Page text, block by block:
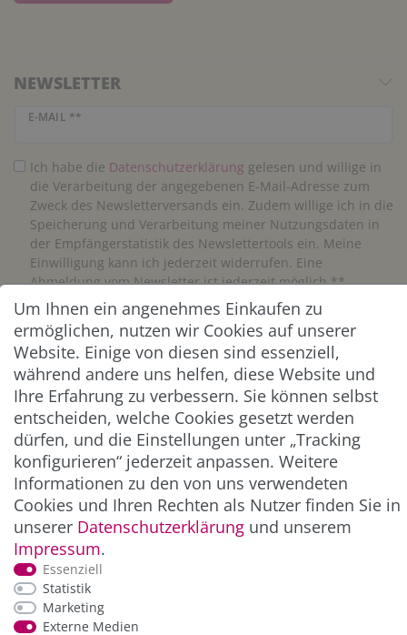
NEWSLETTER
E-MAIL **
Newsletter Honig
Ich habe die Daten­schutz­erklärung gelesen und willige in
die Verarbeitung der angegebenen E-Mail-Adresse zum
Zweck des Newsletterversands ein. Zudem willige ich in die
Speicherung und Verarbeitung meiner Nutzungsdaten in
der Empfängerstatistik des Newslettertools ein. Meine
Einwilligung kann ich jederzeit widerrufen. Eine
Abmeldung vom Newsletter ist jederzeit möglich.**
Abonnieren
** Hierbei handelt es sich um ein Pflichtfeld.
ZAHLUNG & VERSAND
*Alle Preise inkl. der gesetzl. MwSt. zzgl.
Um Ihnen ein angenehmes Einkaufen zu
ermöglichen, nutzen wir Cookies auf unserer
Website. Einige von diesen sind essenziell,
während andere uns helfen, diese Website und
Ihre Erfahrung zu verbessern. Sie können selbst
entscheiden, welche Cookies gesetzt werden
dürfen, und die Einstellungen unter „Tracking
konfigurieren“ jederzeit anpassen. Weitere
Informationen zu den von uns verwendeten
Cookies und Ihren Rechten als Nutzer finden Sie in
unserer Daten­schutz­erklärung und unserem
Impressum.
Essenziell
Statistik
Marketing
Externe Medien